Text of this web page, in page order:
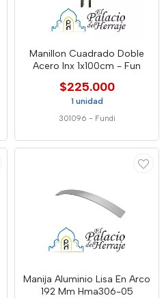
Manillon Cuadrado Doble
Acero Inx 1x100cm - Fun
$225.000
1 unidad
301096 - Fundi
Manija Aluminio Lisa En Arco
192 Mm Hma306-05